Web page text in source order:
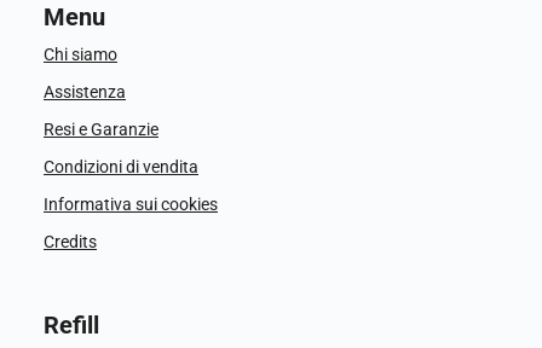
Menu
Chi siamo
Assistenza
Resi e Garanzie
Condizioni di vendita
Informativa sui cookies
Credits
Refill